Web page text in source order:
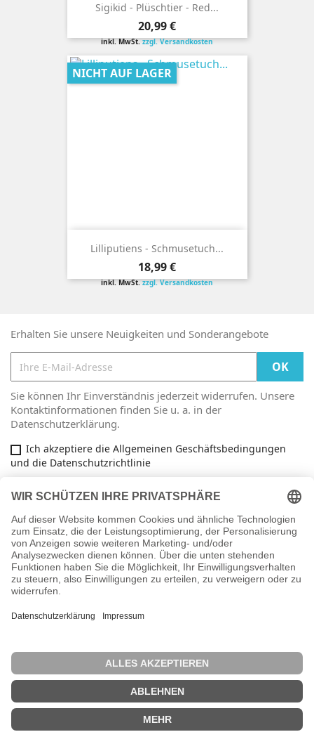
Sigikid - Plüschtier - Red...
Preis
20,99 €
inkl. MwSt.zzgl. Versandkosten
Lilliputiens - Schmusetuch...
Preis
18,99 €
inkl. MwSt.zzgl. Versandkosten
NICHT AUF LAGER
Erhalten Sie unsere Neuigkeiten und Sonderangebote
Sie können Ihr Einverständnis jederzeit widerrufen. Unsere
Kontaktinformationen finden Sie u. a. in der
Datenschutzerklärung.
Ich akzeptiere die Allgemeinen Geschäftsbedingungen
und die Datenschutzrichtlinie
Facebook
ARTIKEL 
INFORMATIONEN
SHOP-EINSTELLUNGEN
Vertrag widerrufen